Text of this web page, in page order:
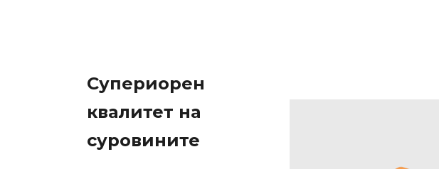
Супериорен
квалитет на
суровините